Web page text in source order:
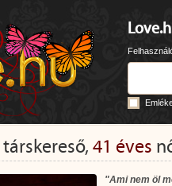
társkereső, 41 éves
"Ami nem öl